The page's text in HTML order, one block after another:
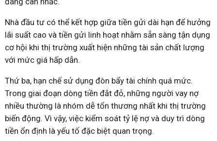
Nhà đầu tư có thể kết hợp giữa tiền gửi dài hạn để hưởng
lãi suất cao và tiền gửi linh hoạt nhằm sẵn sàng tận dụng
cơ hội khi thị trường xuất hiện những tài sản chất lượng
với mức giá hấp dẫn.
Thứ ba, hạn chế sử dụng đòn bẩy tài chính quá mức.
Trong giai đoạn dòng tiền đắt đỏ, những người vay nợ
nhiều thường là nhóm dễ tổn thương nhất khi thị trường
biến động. Vì vậy, việc kiểm soát tỷ lệ nợ và duy trì dòng
tiền ổn định là yếu tố đặc biệt quan trọng.